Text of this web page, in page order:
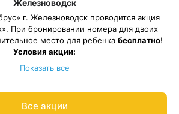
Железноводск
г. Железноводск проводится акция
При бронировании номера для двоих
место для ребенка бесплатно!
Условия акции:
«Люкс», «Джуниор Сюит», «Студия», 2х-
1 категории, 2-местный 1 категории
бесплатно.
путевки — от 10 дней. Весь период
Показать все
Все акции